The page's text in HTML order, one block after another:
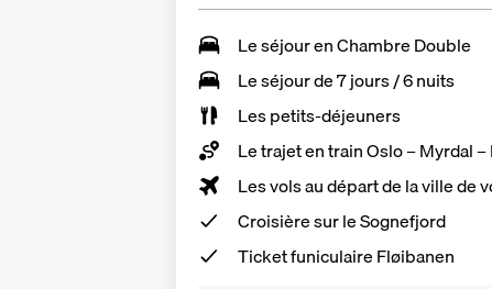
Le séjour en Chambre Double
Leséjour de 7 jours / 6 nuits
Lespetits-déjeuners
Le trajet en train Oslo – Myrdal
Les vols au départ de la ville de
Croisière sur le Sognefjord
Ticket funiculaire Fløibanen